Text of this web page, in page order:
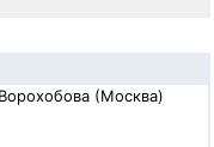
(Москва)